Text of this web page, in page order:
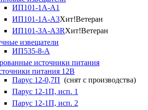
ИП101-1А-А1
ИП101-1А-А3Хит!Ветеран
ИП101-3А-А3RХит!Ветеран
извещатели
ИП535-8-А
источники питания
питания 12В
Парус 12-0,7П (снят с производства)
Парус 12-1П, исп. 1
Парус 12-1П, исп. 2